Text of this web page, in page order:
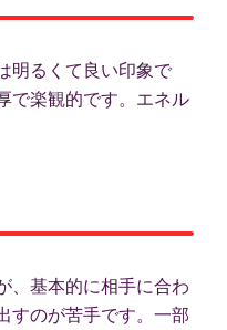
明るくて良い印象で
で楽観的です。エネル
、基本的に相手に合わ
すのが苦手です。一部